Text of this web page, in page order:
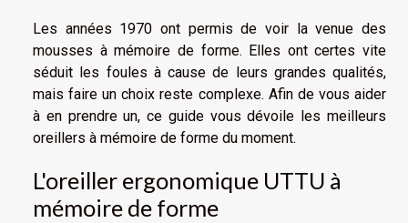
Les années 1970 ont permis de voir la venue des
mousses à mémoire de forme. Elles ont certes vite
séduit les foules à cause de leurs grandes qualités,
mais faire un choix reste complexe. Afin de vous aider
à en prendre un, ce guide vous dévoile les meilleurs
oreillers à mémoire de forme du moment.
L'oreiller ergonomique UTTU à
mémoire de forme